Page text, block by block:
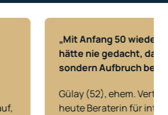
„Mit Anfang 50 wieder
hätte nie gedacht, dass
sondern Aufbruch
Gülay (52), ehem.
heute Beraterin für